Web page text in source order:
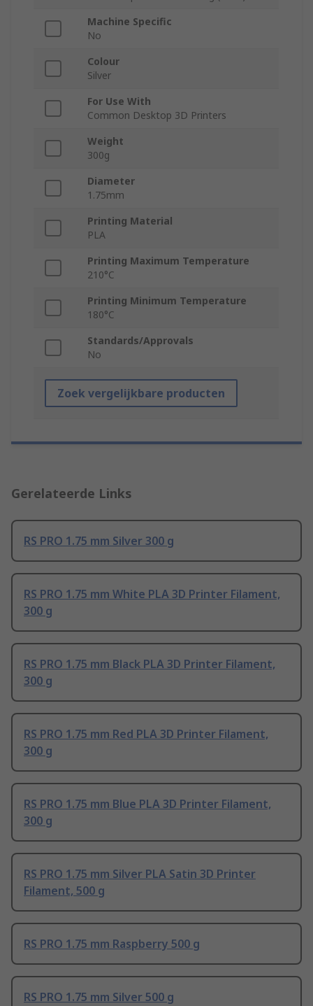
Machine Specific
No
Colour
Silver
For Use With
Common Desktop 3D Printers
Weight
300g
Diameter
1.75mm
Printing Material
PLA
Printing Maximum Temperature
210°C
Printing Minimum Temperature
180°C
Standards/Approvals
No
Zoek vergelijkbare producten
Gerelateerde Links
RS PRO 1.75 mm Silver 300 g
RS PRO 1.75 mm White PLA 3D Printer Filament,
300 g
RS PRO 1.75 mm Black PLA 3D Printer Filament,
300 g
RS PRO 1.75 mm Red PLA 3D Printer Filament,
300 g
RS PRO 1.75 mm Blue PLA 3D Printer Filament,
300 g
RS PRO 1.75 mm Silver PLA Satin 3D Printer
Filament, 500 g
RS PRO 1.75 mm Raspberry 500 g
RS PRO 1.75 mm Silver 500 g